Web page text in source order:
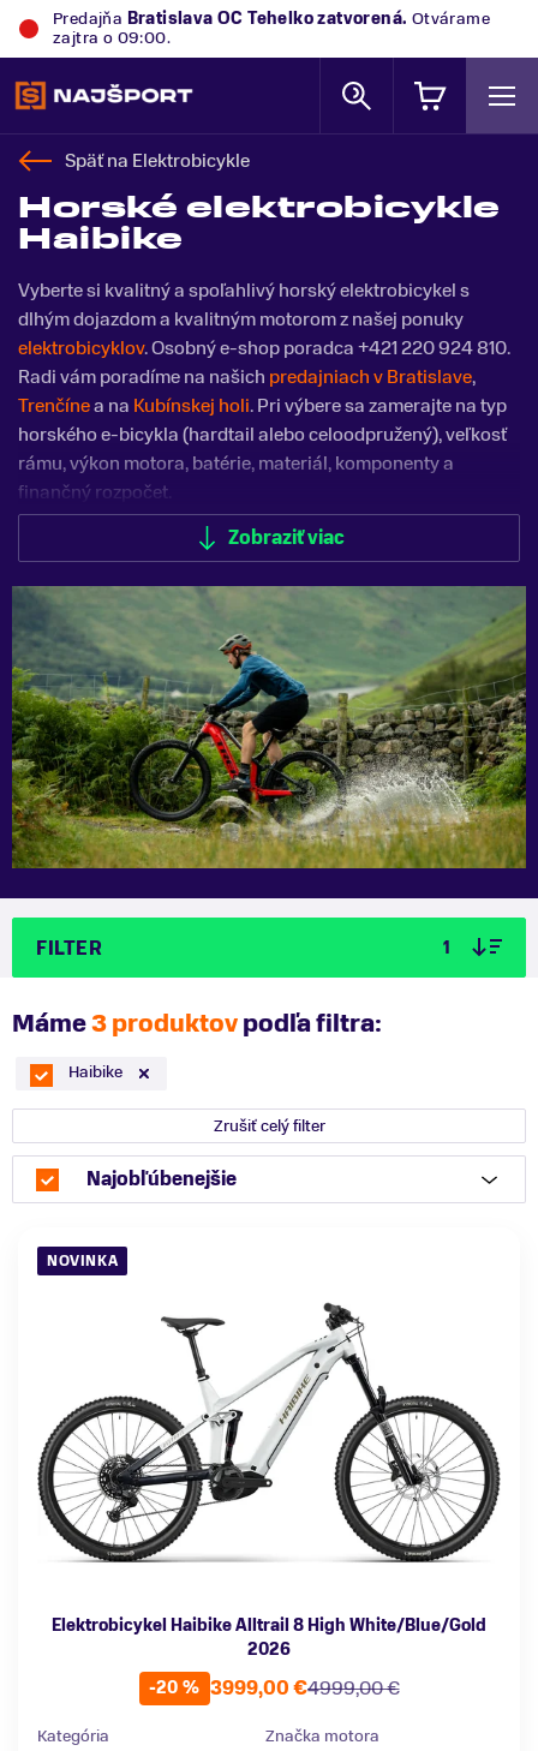
Predajňa Trek Flagship Store Bratislavazatvorená.
Otvárame zajtra o 09:00.
Späť na Elektrobicykle
Horské elektrobicykle
Haibike
Vyberte si kvalitný a spoľahlivý horský elektrobicykel s
dlhým dojazdom a kvalitným motorom z našej ponuky
elektrobicyklov. Osobný e-shop poradca +421 220 924 810.
Radi vám poradíme na našich predajniach v Bratislave,
Trenčínea na Kubínskej holi. Pri výbere sa zamerajte na typ
horského e-bicykla (hardtail alebo celoodpružený), veľkosť
rámu, výkon motora, batérie, materiál, komponenty a
finančný rozpočet.
Zobraziť viac
Zobraziť menej
FILTER 1
Máme3 produktovpodľa filtra:
Haibike
Zrušiť celý filter
Najobľúbenejšie
NOVINKA
Elektrobicykel Haibike Alltrail 8 High White/Blue/Gold
2026
-20 %
4999,00 €
3999,00 €
Kategória
Značka motora